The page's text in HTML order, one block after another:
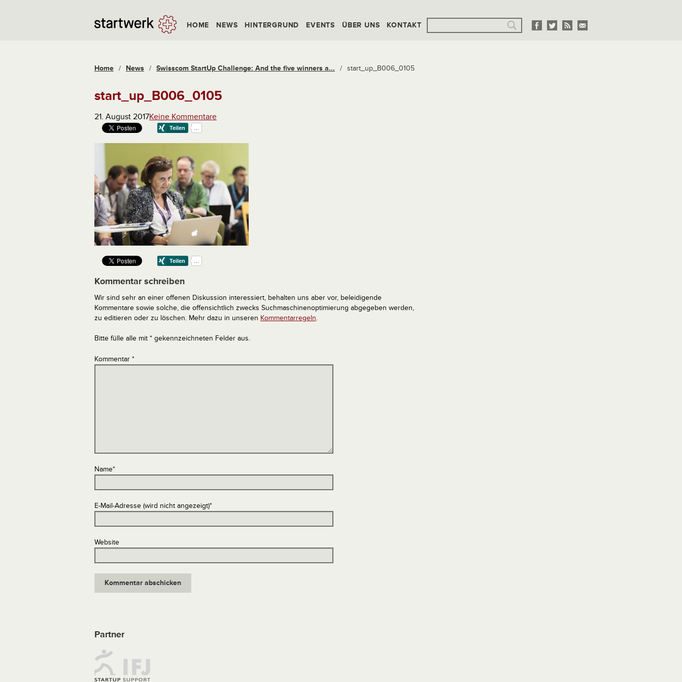
HOME NEWS HINTERGRUND EVENTS ÜBER UNS KONTAKT
Home / News / Swisscom StartUp Challenge: And the five winners a... / start_up_B006_0105
start_up_B006_0105
21. August 2017Keine Kommentare
Kommentar schreiben
Wir sind sehr an einer offenen Diskussion interessiert, behalten uns aber vor, beleidigende
Kommentare sowie solche, die offensichtlich zwecks Suchmaschinenoptimierung abgegeben werden,
zu editieren oder zu löschen. Mehr dazu in unseren Kommentarregeln.
Bitte fülle alle mit * gekennzeichneten Felder aus.
Kommentar *
Name*
E-Mail-Adresse (wird nicht angezeigt)*
Website
Partner